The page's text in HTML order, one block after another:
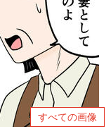
すべての画像